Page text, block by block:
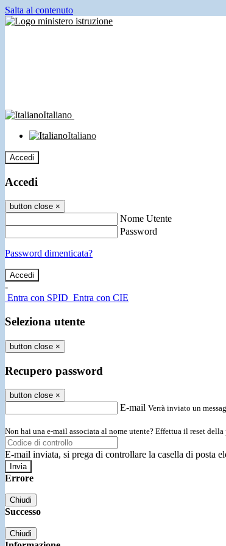
Salta al contenuto
Italiano
Italiano
Accedi
Accedi
button close ×
Nome Utente
Password
Password dimenticata?
-
Entra con SPID Entra con CIE
Seleziona utente
button close ×
Recupero password
button close ×
E-mail Verrà inviato un
Non hai una e-mail associata al nome utente? Effettua il reset della
E-mail inviata, si prega di controllare la casella di posta
Errore
Chiudi
Successo
Chiudi